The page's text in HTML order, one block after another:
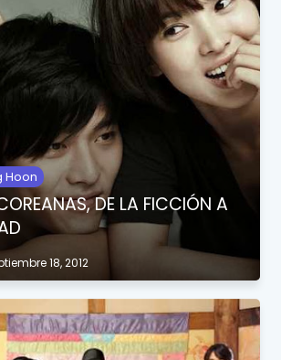
Hoon
DE LA FICCIÓN A
18, 2012